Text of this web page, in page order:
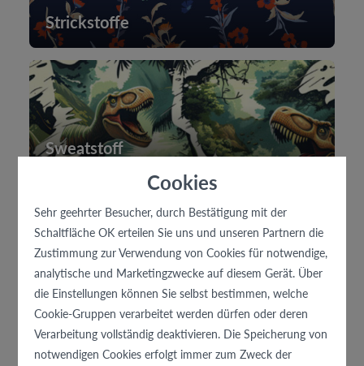
Cookies
Sehr geehrter Besucher, durch Bestätigung mit der
Schaltfläche OK erteilen Sie uns und unseren Partnern die
Zustimmung zur Verwendung von Cookies für notwendige,
analytische und Marketingzwecke auf diesem Gerät. Über
die Einstellungen können Sie selbst bestimmen, welche
Cookie-Gruppen verarbeitet werden dürfen oder deren
Verarbeitung vollständig deaktivieren. Die Speicherung von
notwendigen Cookies erfolgt immer zum Zweck der
Strickstoffe
Sweatstoff
Softshell